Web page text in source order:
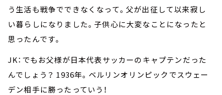
う生活も戦争でできなくなって。父が出征して以来寂し
い暮らしになりました。子供心に大変なことになったと
思ったんです。
JK：でもお父様が日本代表サッカーのキャプテンだった
んでしょう？ 1936年。ベルリンオリンピックでスウェー
デン相手に勝ったっていう！